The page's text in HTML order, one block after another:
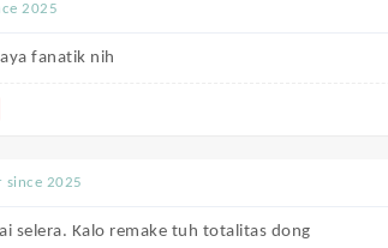
2025
fanatik nih
since 2025
selera. Kalo remake tuh totalitas dong